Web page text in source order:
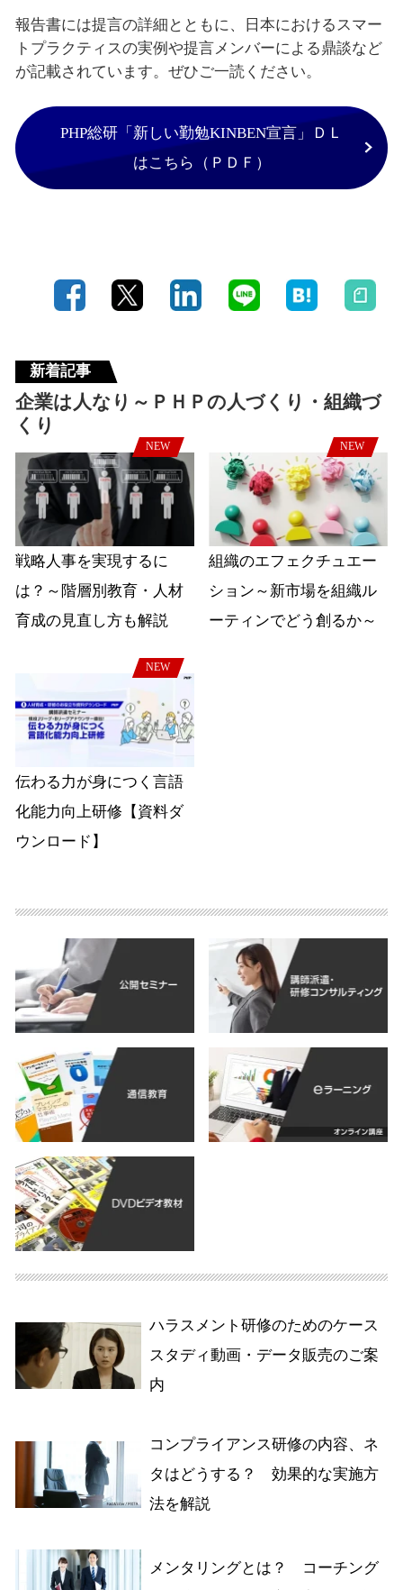
報告書には提言の詳細とともに、日本におけるスマー
トプラクティスの実例や提言メンバーによる鼎談など
が記載されています。ぜひご一読ください。
PHP総研「新しい勤勉KINBEN宣言」ＤＬ
はこちら（ＰＤＦ）
新着記事
企業は人なり～ＰＨＰの人づくり・組織づ
くり
NEW
戦略人事を実現するに
は？～階層別教育・人材
育成の見直し方も解説
NEW
組織のエフェクチュエー
ション～新市場を組織ル
ーティンでどう創るか～
NEW
伝わる力が身につく言語
化能力向上研修【資料ダ
ウンロード】
ハラスメント研修のためのケース
スタディ動画・データ販売のご案
内
コンプライアンス研修の内容、ネ
タはどうする？ 効果的な実施方
法を解説
メンタリングとは？ コーチング